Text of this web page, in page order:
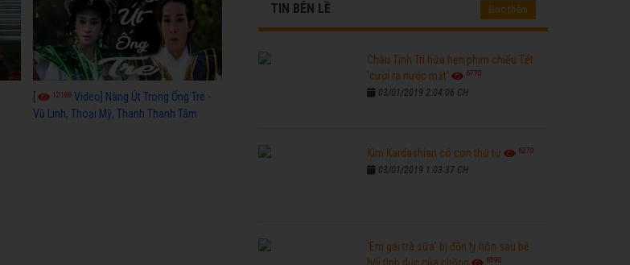
12188 Video] Nàng Út Trong Ống Tre -
Vũ Linh, Thoại Mỹ, Thanh Thanh Tâm
TIN BÊN LỀ Đọc thêm
Châu Tinh Trì hứa hẹn phim chiếu Tết
'cười ra nước mắt'
6770
03/01/2019 2:04:06 CH
Kim Kardashian có con thứ tư 6270
03/01/2019 1:03:37 CH
'Em gái trà sữa' bị đồn ly hôn sau bê
6590